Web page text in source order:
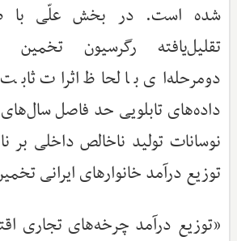
شده است. در بخش علّی با
تقلیل‌یافته رگرسیون
دومرحله‌ای با لحاظ اثرات
نوسانات تولید ناخالص داخلی بر
توزیع درآمد خانوارهای ایرانی
«توزیع درآمد چرخه‌های تجاری